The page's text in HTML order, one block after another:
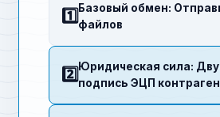
1️⃣Базовый обмен:
файлов
2️⃣Юридическая сила:
подпись ЭЦП